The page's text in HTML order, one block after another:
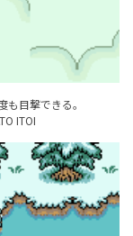
も目撃できる。
ITOI